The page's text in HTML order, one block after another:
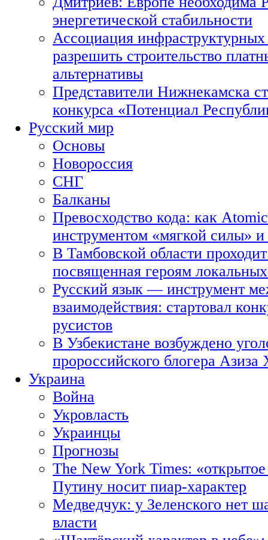
энергетической стабильности
Ассоциация
разрешить строительство
альтернативы
Представители Нижнекамска
конкурса «Потенциал
Русский мир
Основы
Новороссия
СНГ
Балканы
Превосходство кода: как
инструментом «мягкой силы» и
В Тамбовской области
посвященная героям
Русский язык — инструмент
взаимодействия: стартовал
русистов
В Узбекистане возбуждено
пророссийского блогера Азиза
Украина
Война
Укровласть
Украинцы
Прогнозы
The New York Times:
Путину носит пиар-характер
Медведчук: у Зеленского нет
власти